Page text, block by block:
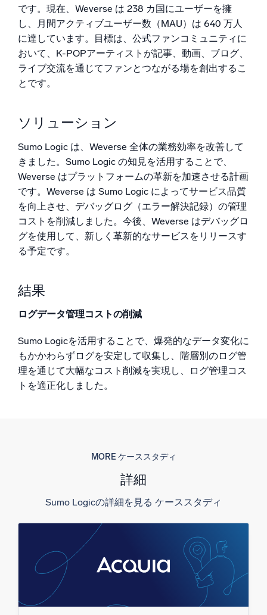
です。現在、Weverse は 238 カ国にユーザーを擁
し、月間アクティブユーザー数（MAU）は 640 万人
に達しています。目標は、公式ファンコミュニティに
おいて、K-POPアーティストが記事、動画、ブログ、
ライブ交流を通じてファンとつながる場を創出するこ
とです。
ソリューション
Sumo Logic は、Weverse 全体の業務効率を改善して
きました。Sumo Logic の知見を活用することで、
Weverse はプラットフォームの革新を加速させる計画
です。Weverse は Sumo Logic によってサービス品質
を向上させ、デバッグログ（エラー解決記録）の管理
コストを削減しました。今後、Weverse はデバッグロ
グを使用して、新しく革新的なサービスをリリースす
る予定です。
結果
ログデータ管理コストの削減
Sumo Logicを活用することで、爆発的なデータ変化に
もかかわらずログを安定して収集し、階層別のログ管
理を通じて大幅なコスト削減を実現し、ログ管理コス
トを適正化しました。
MORE ケーススタディ
詳細
Sumo Logicの詳細を見る ケーススタディ